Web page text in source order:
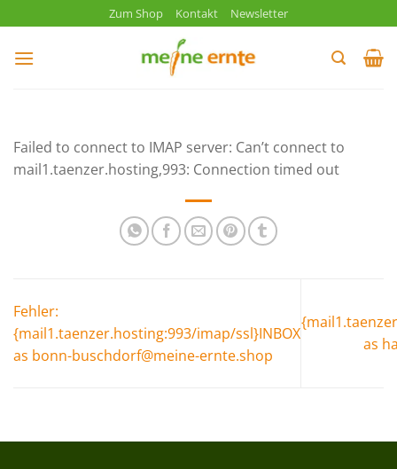
Inhalt
springen
Zum Shop Kontakt Newsletter
Failed to connect to IMAP server: Can’t connect to
mail1.taenzer.hosting,993: Connection timed out
Fehler:
{mail1.taenzer.hosting:993/imap/ssl}INBOX
as bonn-buschdorf@meine-ernte.shop
as